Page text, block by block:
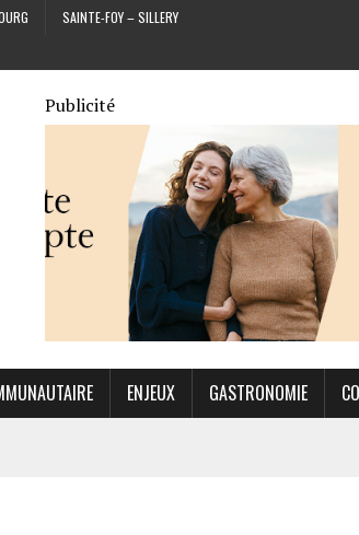
SAINTE-FOY – SILLERY
Publicité
ENJEUX GASTRONOMIE